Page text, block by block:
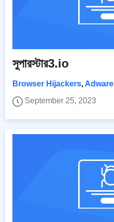
সুপারস্টার3.io
Browser Hijackers, Adware
September 25, 2023